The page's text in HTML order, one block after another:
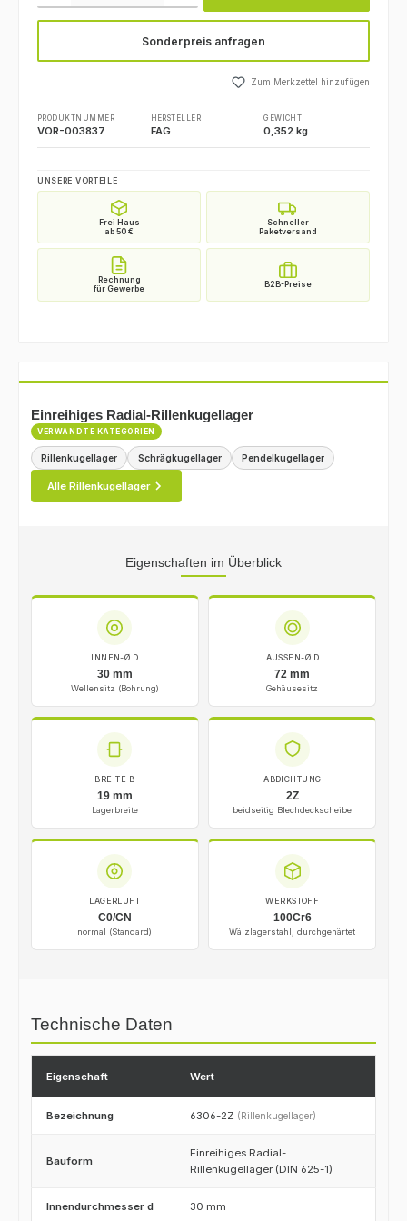
Sonderpreis anfragen
Zum Merkzettel hinzufügen
PRODUKTNUMMER
VOR-003837
HERSTELLER
FAG
GEWICHT
0,352 kg
UNSERE VORTEILE
Einreihiges Radial-Rillenkugellager
VERWANDTE KATEGORIEN
Rillenkugellager Schrägkugellager Pendelkugellager
Alle Rillenkugellager
Eigenschaften im Überblick
INNEN-Ø D
30 mm
Wellensitz (Bohrung)
AUSSEN-Ø D
72 mm
Gehäusesitz
BREITE B
19 mm
Lagerbreite
ABDICHTUNG
2Z
beidseitig Blechdeckscheibe
LAGERLUFT
C0/CN
normal (Standard)
WERKSTOFF
100Cr6
Wälzlagerstahl, durchgehärtet
Technische Daten
Eigenschaft Wert
Bezeichnung 6306-2Z (Rillenkugellager)
Bauform
Einreihiges Radial-
Rillenkugellager (DIN 625-1)
Innendurchmesser d 30 mm